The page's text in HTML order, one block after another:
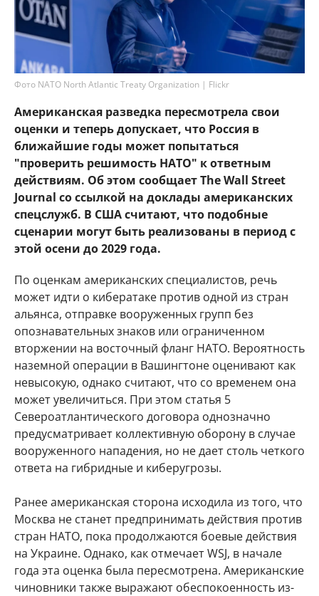
Фото NATO North Atlantic Treaty Organization | Flickr
Американская разведка пересмотрела свои
оценки и теперь допускает, что Россия в
ближайшие годы может попытаться
"проверить решимость НАТО" к ответным
действиям. Об этом сообщает The Wall Street
Journal со ссылкой на доклады американских
спецслужб. В США считают, что подобные
сценарии могут быть реализованы в период с
этой осени до 2029 года.
По оценкам американских специалистов, речь
может идти о кибератаке против одной из стран
альянса, отправке вооруженных групп без
опознавательных знаков или ограниченном
вторжении на восточный фланг НАТО. Вероятность
наземной операции в Вашингтоне оценивают как
невысокую, однако считают, что со временем она
может увеличиться. При этом статья 5
Североатлантического договора однозначно
предусматривает коллективную оборону в случае
вооруженного нападения, но не дает столь четкого
ответа на гибридные и киберугрозы.
Ранее американская сторона исходила из того, что
Москва не станет предпринимать действия против
стран НАТО, пока продолжаются боевые действия
на Украине. Однако, как отмечает WSJ, в начале
года эта оценка была пересмотрена. Американские
чиновники также выражают обеспокоенность из-